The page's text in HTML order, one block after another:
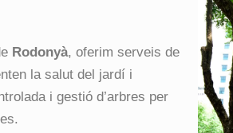
Rodonyà, oferim serveis de
la salut del jardí i
i gestió d’arbres per